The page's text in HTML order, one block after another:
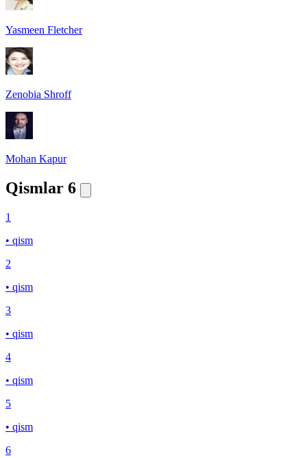
Yasmeen Fletcher
Zenobia Shroff
Mohan Kapur
Qismlar 6
1
• qism
2
• qism
3
• qism
4
• qism
5
• qism
6